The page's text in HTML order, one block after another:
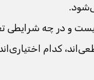
و در چه شرایطی
کدام